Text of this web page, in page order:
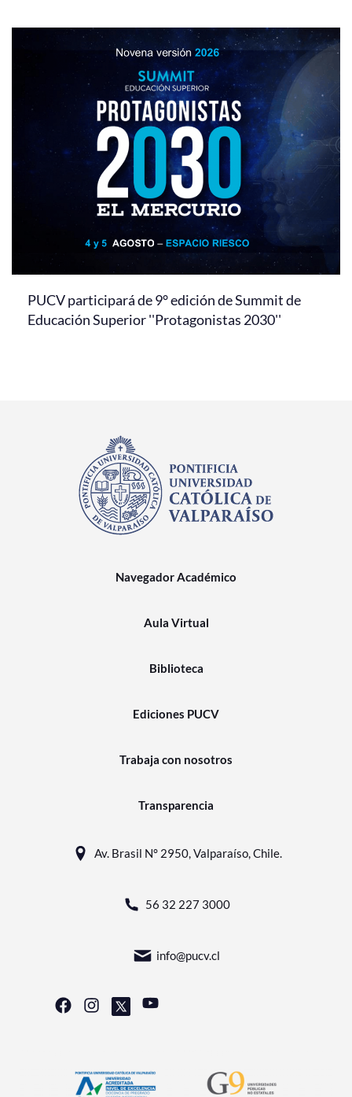
PUCV participará de 9° edición de Summit de
Educación Superior ''Protagonistas 2030''
Navegador Académico
Aula Virtual
Biblioteca
Ediciones PUCV
Trabaja con nosotros
Transparencia
Av. Brasil N° 2950, Valparaíso, Chile.
56 32 227 3000
info@pucv.cl